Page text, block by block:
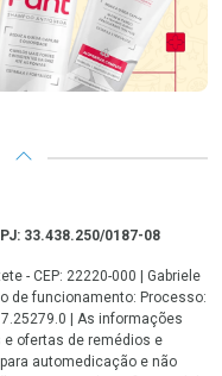
33.438.250/0187-08
- CEP: 22220-000 | Gabriele
de funcionamento: Processo:
| As informações
ofertas de remédios e
automedicação e não